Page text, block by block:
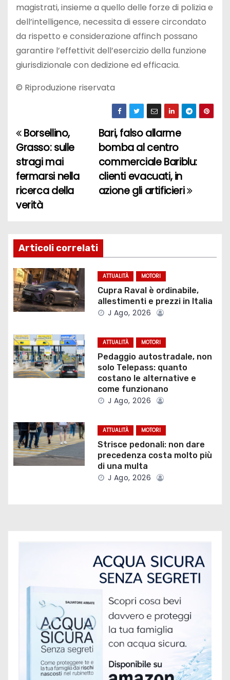
magistrati, insieme a quello delle forze di polizia e
dell’intelligence, necessita di essere circondato
da rispetto e considerazione affinch possano
garantire l’effettivit dell’esercizio della funzione
giurisdizionale con dedizione ed efficacia.
© Riproduzione riservata
N
a
v
i
a
z
i
o
n
e
a
t
i
c
Bari, falso allarme
bomba al centro
commerciale Bariblu:
clienti evacuati, in
azione gli artificieri
Borsellino,
Grasso: sulle
stragi mai
fermarsi nella
ricerca della
verità
Articoli correlati
ATTUALITÀ MOTORI
Cupra Raval è ordinabile,
allestimenti e prezzi in Italia
J Ago, 2026
ATTUALITÀ MOTORI
Pedaggio autostradale, non
solo Telepass: quanto
costano le alternative e
come funzionano
J Ago, 2026
ATTUALITÀ MOTORI
Strisce pedonali: non dare
precedenza costa molto più
di una multa
J Ago, 2026